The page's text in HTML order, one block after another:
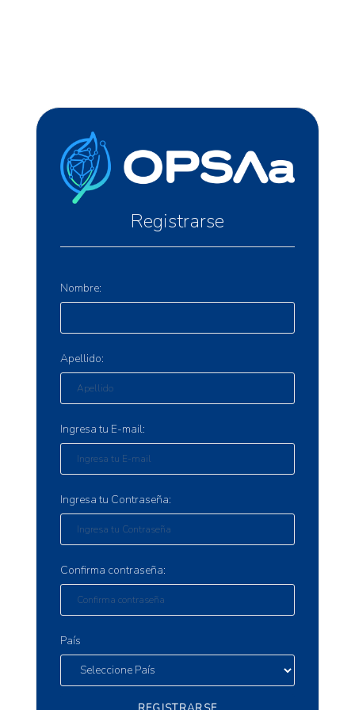
Registrarse
Nombre:
Apellido:
Ingresa tu E-mail:
Ingresa tu Contraseña:
Confirma contraseña:
País